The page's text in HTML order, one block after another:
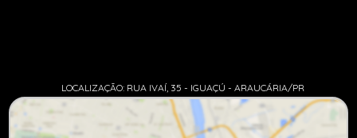
LOCALIZAÇÃO: RUA IVAÍ, 35 - IGUAÇÚ - ARAUCÁRIA/PR